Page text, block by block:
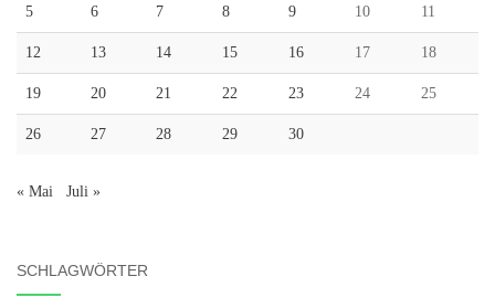
5 6 7 8 9 10 11
12 13 14 15 16 17 18
19 20 21 22 23 24 25
26 27 28 29 30
« Mai Juli »
SCHLAGWÖRTER